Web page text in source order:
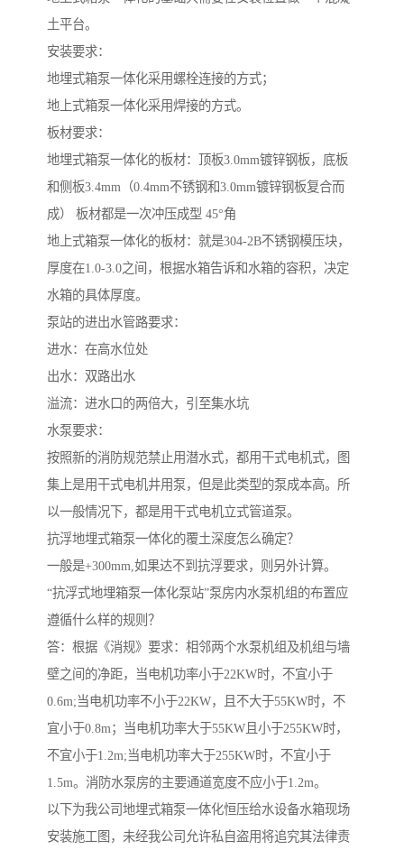
土平台。
安装要求：
地埋式箱泵一体化采用螺栓连接的方式；
地上式箱泵一体化采用焊接的方式。
板材要求：
地埋式箱泵一体化的板材：顶板3.0mm镀锌钢板，底板
和侧板3.4mm（0.4mm不锈钢和3.0mm镀锌钢板复合而
成） 板材都是一次冲压成型 45°角
地上式箱泵一体化的板材：就是304-2B不锈钢模压块，
厚度在1.0-3.0之间，根据水箱告诉和水箱的容积，决定
水箱的具体厚度。
泵站的进出水管路要求：
进水：在高水位处
出水：双路出水
溢流：进水口的两倍大，引至集水坑
水泵要求：
按照新的消防规范禁止用潜水式，都用干式电机式，图
集上是用干式电机井用泵，但是此类型的泵成本高。所
以一般情况下，都是用干式电机立式管道泵。
抗浮地埋式箱泵一体化的覆土深度怎么确定？
一般是+300mm,如果达不到抗浮要求，则另外计算。
“抗浮式地埋箱泵一体化泵站”泵房内水泵机组的布置应
遵循什么样的规则？
答：根据《消规》要求：相邻两个水泵机组及机组与墙
壁之间的净距，当电机功率小于22KW时，不宜小于
0.6m;当电机功率不小于22KW，且不大于55KW时，不
宜小于0.8m；当电机功率大于55KW且小于255KW时，
不宜小于1.2m;当电机功率大于255KW时，不宜小于
1.5m。消防水泵房的主要通道宽度不应小于1.2m。
以下为我公司地埋式箱泵一体化恒压给水设备水箱现场
安装施工图，未经我公司允许私自盗用将追究其法律责